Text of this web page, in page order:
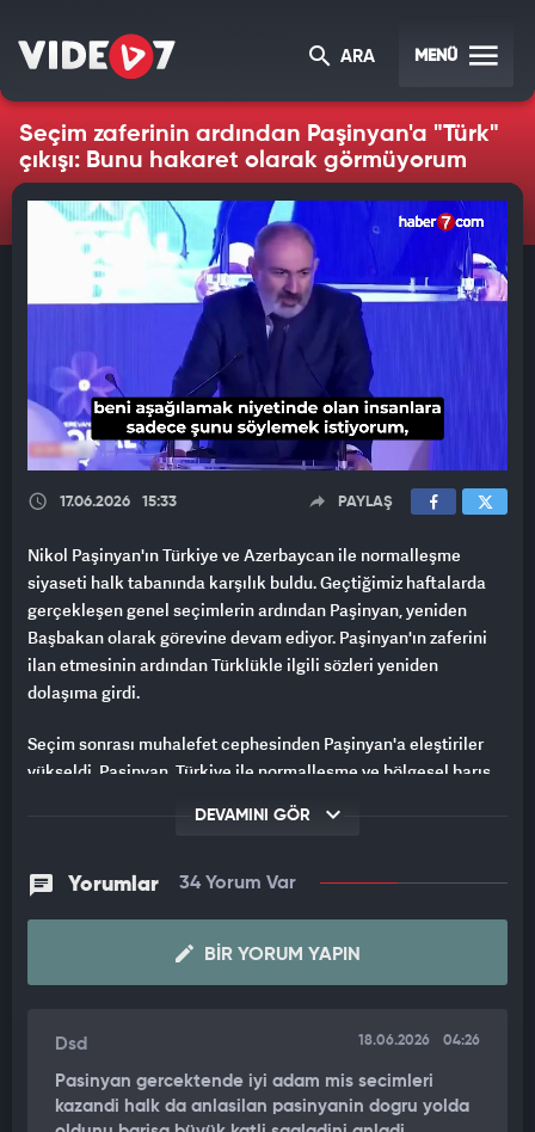
ARA MENÜ
Seçim zaferinin ardından Paşinyan'a "Türk"
çıkışı: Bunu hakaret olarak görmüyorum
17.06.2026 15:33 PAYLAŞ
Nikol Paşinyan'ın Türkiye ve Azerbaycan ile normalleşme
siyaseti halk tabanında karşılık buldu. Geçtiğimiz haftalarda
gerçekleşen genel seçimlerin ardından Paşinyan, yeniden
Başbakan olarak görevine devam ediyor. Paşinyan'ın zaferini
ilan etmesinin ardından Türklükle ilgili sözleri yeniden
dolaşıma girdi.
Seçim sonrası muhalefet cephesinden Paşinyan'a eleştiriler
yükseldi. Paşinyan, Türkiye ile normalleşme ve bölgesel barış
aşağılama çabası gösteriyor.
Paşinyan ise "Binlerce yıl Türklerle aynı coğrafyada yaşadık.
Kültürümüzde birçok benzerlik var. O nedenle bana Türk
Geçmişlerine baksın" diye cevap veriyor.
şey; o yüzden 'Türksün' diyorlar. Çeşitli nedenlerden dolayı bu
amacıyla bunu kullananlara şunu söylemek isterim: Bu sözle
beni hiçbir şekilde incitmiyorlar. Çünkü ben bunu bir hakaret
DEVAMINI GÖR
Yorumlar 34 Yorum Var
BIR YORUM YAPIN
Dsd 18.06.2026 04:26
Pasinyan gercektende iyi adam mis secimleri
kazandi halk da anlasilan pasinyanin dogru yolda